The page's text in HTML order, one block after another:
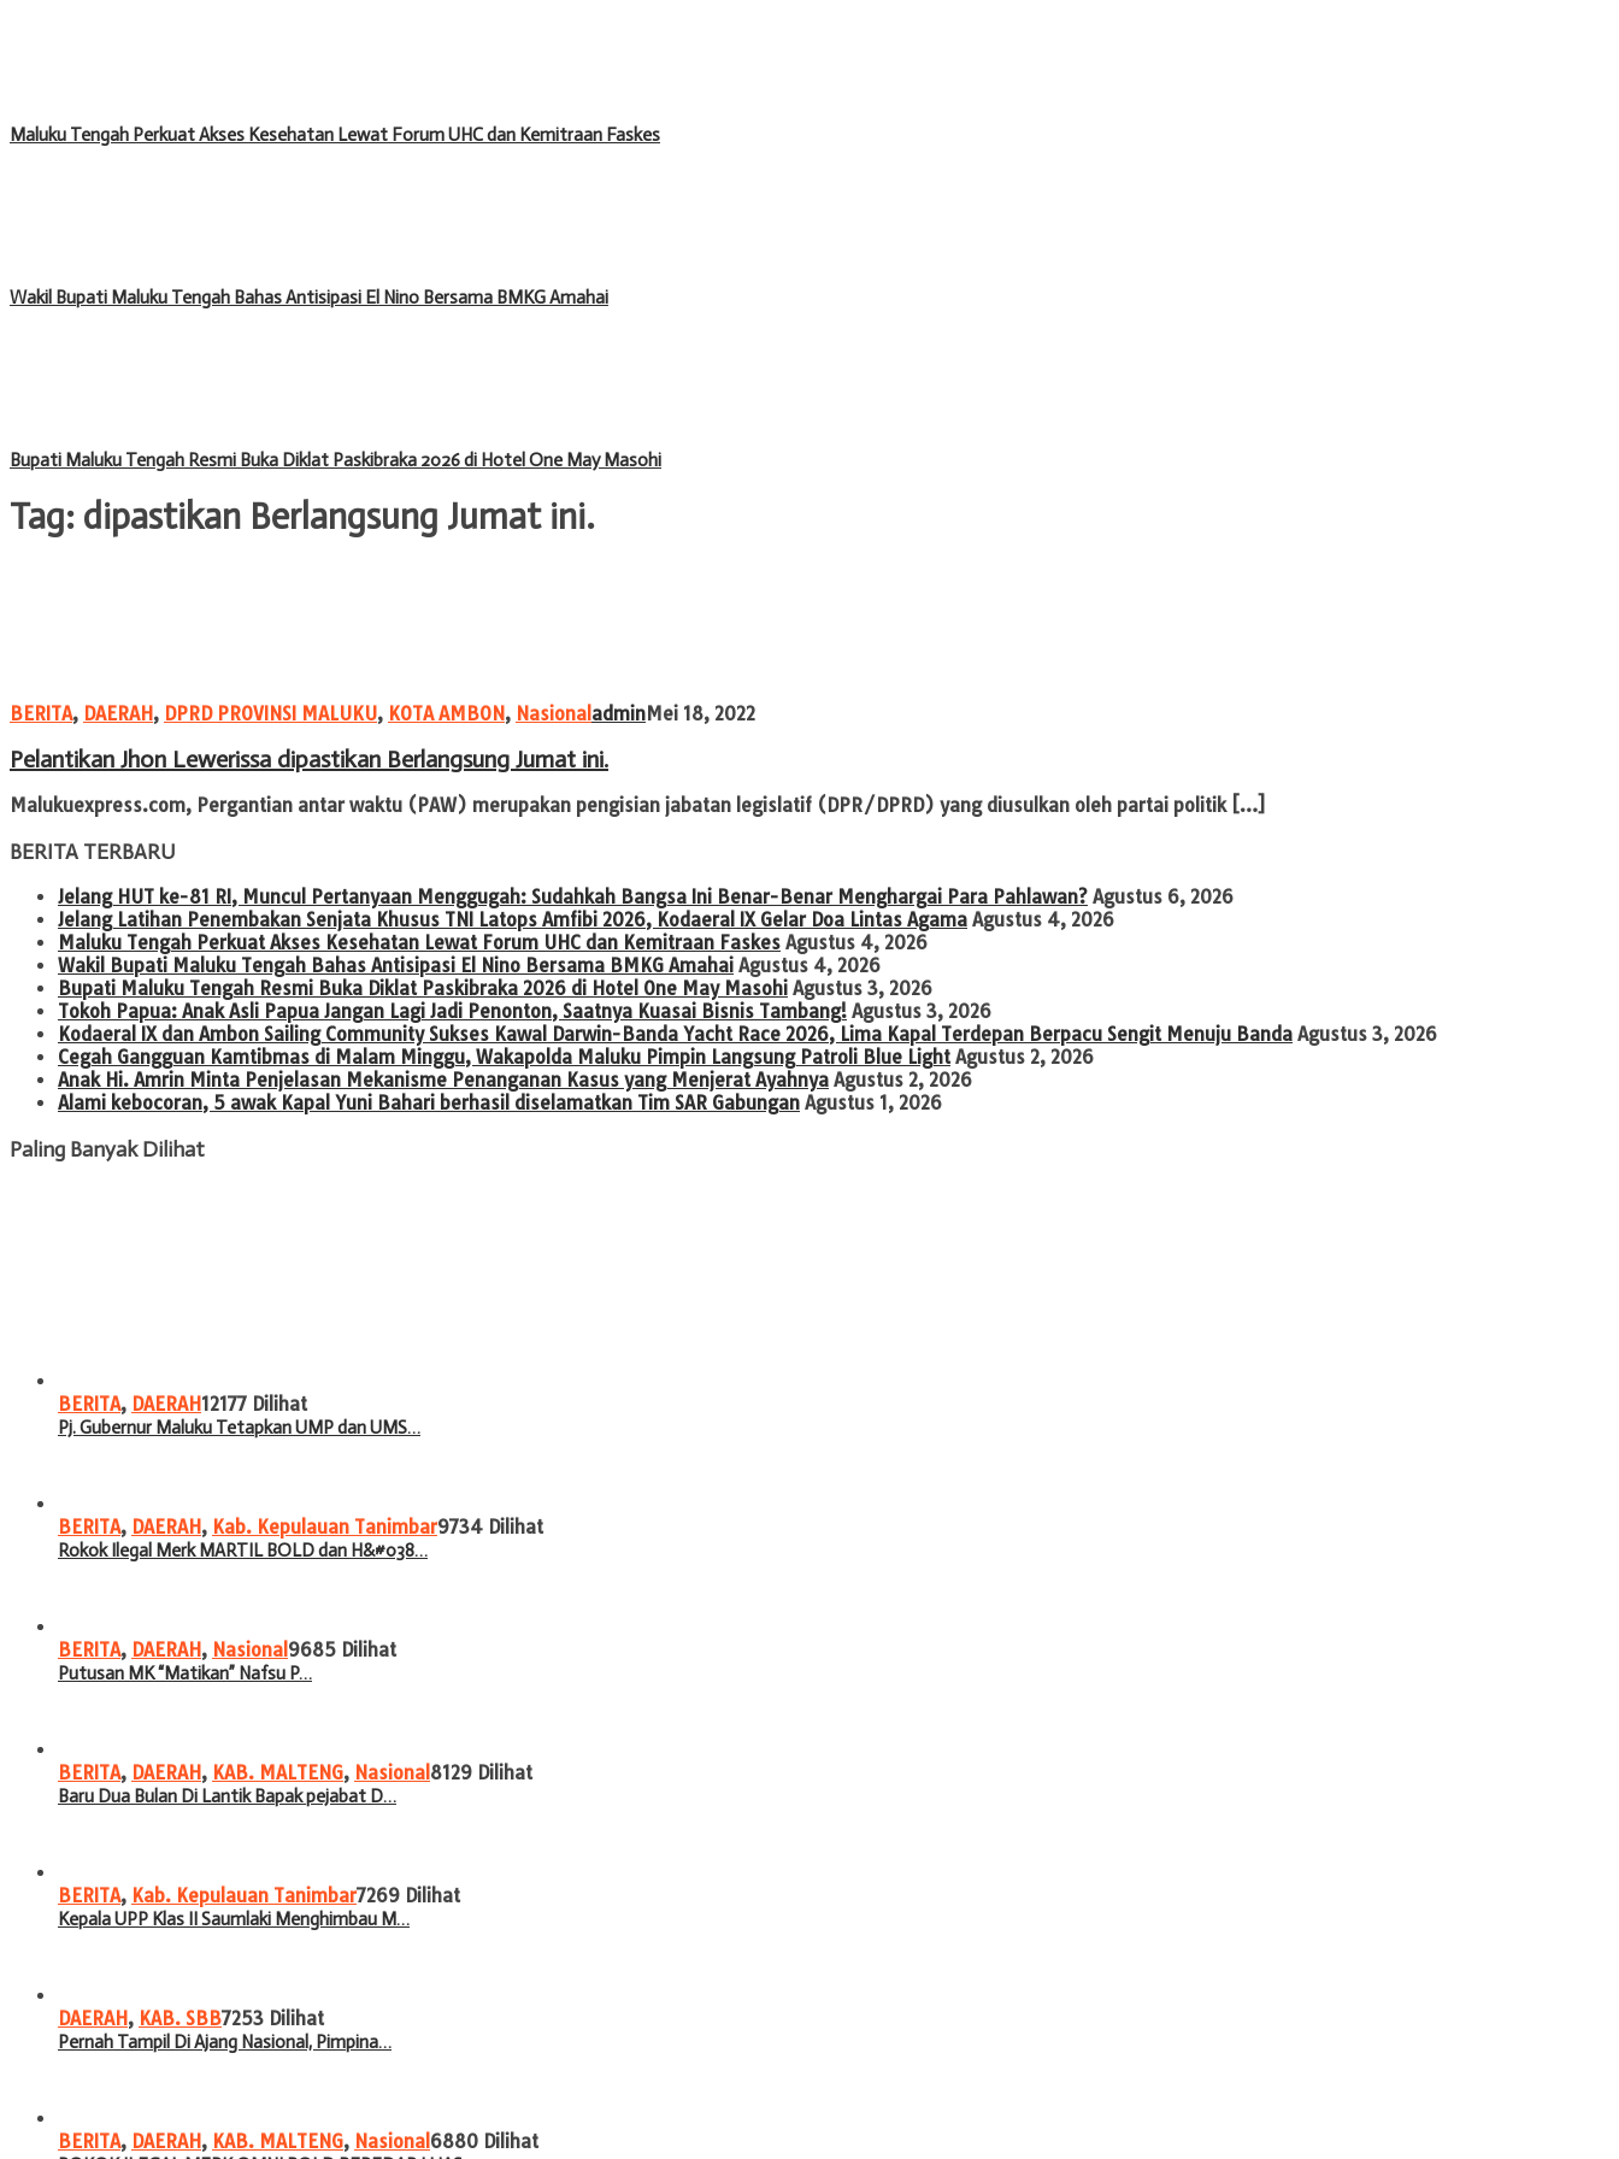
Maluku Tengah Perkuat Akses Kesehatan Lewat Forum UHC dan Kemitraan Faskes
Wakil Bupati Maluku Tengah Bahas Antisipasi El Nino Bersama BMKG Amahai
Bupati Maluku Tengah Resmi Buka Diklat Paskibraka 2026 di Hotel One May Masohi
Tag: dipastikan Berlangsung Jumat ini.
BERITA, DAERAH, DPRD PROVINSI MALUKU, KOTA AMBON, Nasional adminMei 18, 2022
Pelantikan Jhon Lewerissa dipastikan Berlangsung Jumat ini.
Malukuexpress.com, Pergantian antar waktu (PAW) merupakan pengisian jabatan legislatif (DPR/DPRD) yang diusulkan oleh partai politik […]
BERITA TERBARU
Jelang HUT ke-81 RI, Muncul Pertanyaan Menggugah: Sudahkah Bangsa Ini Benar-Benar Menghargai Para Pahlawan? Agustus 6, 2026
Jelang Latihan Penembakan Senjata Khusus TNI Latops Amfibi 2026, Kodaeral IX Gelar Doa Lintas Agama Agustus 4, 2026
Maluku Tengah Perkuat Akses Kesehatan Lewat Forum UHC dan Kemitraan Faskes Agustus 4, 2026
Wakil Bupati Maluku Tengah Bahas Antisipasi El Nino Bersama BMKG Amahai Agustus 4, 2026
Bupati Maluku Tengah Resmi Buka Diklat Paskibraka 2026 di Hotel One May Masohi Agustus 3, 2026
Tokoh Papua: Anak Asli Papua Jangan Lagi Jadi Penonton, Saatnya Kuasai Bisnis Tambang! Agustus 3, 2026
Kodaeral IX dan Ambon Sailing Community Sukses Kawal Darwin-Banda Yacht Race 2026, Lima Kapal Terdepan Berpacu Sengit Menuju Banda Agustus 3, 2026
Cegah Gangguan Kamtibmas di Malam Minggu, Wakapolda Maluku Pimpin Langsung Patroli Blue Light Agustus 2, 2026
Anak Hi. Amrin Minta Penjelasan Mekanisme Penanganan Kasus yang Menjerat Ayahnya Agustus 2, 2026
Alami kebocoran, 5 awak Kapal Yuni Bahari berhasil diselamatkan Tim SAR Gabungan Agustus 1, 2026
Paling Banyak Dilihat
BERITA, DAERAH 12177 Dilihat
Pj. Gubernur Maluku Tetapkan UMP dan UMS…
BERITA, DAERAH , Kab. Kepulauan Tanimbar9734 Dilihat
Rokok Ilegal Merk MARTIL BOLD dan H&#038…
BERITA, DAERAH , Nasional 9685 Dilihat
Putusan MK “Matikan” Nafsu P…
BERITA, DAERAH , KAB. MALTENG, Nasional 8129 Dilihat
Baru Dua Bulan Di Lantik Bapak pejabat D…
BERITA, Kab. Kepulauan Tanimbar7269 Dilihat
Kepala UPP Klas II Saumlaki Menghimbau M…
DAERAH , KAB. SBB7253 Dilihat
Pernah Tampil Di Ajang Nasional, Pimpina…
BERITA, DAERAH , KAB. MALTENG, Nasional 6880 Dilihat